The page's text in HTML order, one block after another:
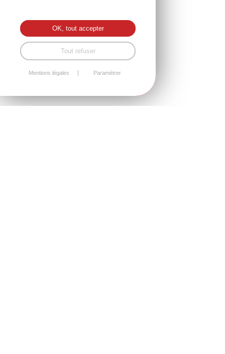
OK, tout accepter
Tout refuser
Mentions légales Paramétrer